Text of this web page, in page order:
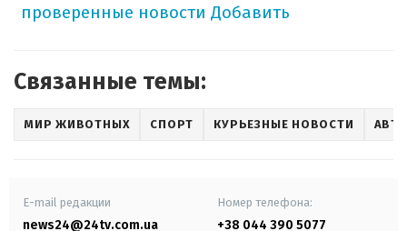
проверенные новости Добавить
Связанные темы:
МИР ЖИВОТНЫХ СПОРТ КУРЬЕЗНЫЕ НОВОСТИ
E-mail редакции
news24@24tv.com.ua
Номер телефона:
+38 044 390 5077